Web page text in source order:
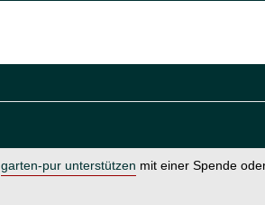
garten-pur unterstützen mit einer Spende